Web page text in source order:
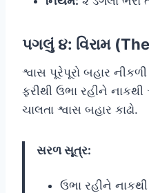
પગલું ૪: વિરામ
શ્વાસ પૂરેપૂરો બહાર
ફરીથી ઉભા રહીને
ચાલતા શ્વાસ બહાર કાઢો.
સરળ સૂત્ર:
ઉભા રહીને